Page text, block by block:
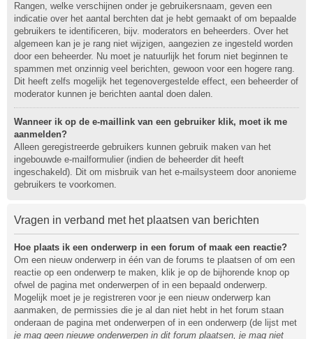
Rangen, welke verschijnen onder je gebruikersnaam, geven een
indicatie over het aantal berchten dat je hebt gemaakt of om bepaalde
gebruikers te identificeren, bijv. moderators en beheerders. Over het
algemeen kan je je rang niet wijzigen, aangezien ze ingesteld worden
door een beheerder. Nu moet je natuurlijk het forum niet beginnen te
spammen met onzinnig veel berichten, gewoon voor een hogere rang.
Dit heeft zelfs mogelijk het tegenovergestelde effect, een beheerder of
moderator kunnen je berichten aantal doen dalen.
Wanneer ik op de e-maillink van een gebruiker klik, moet ik me
aanmelden?
Alleen geregistreerde gebruikers kunnen gebruik maken van het
ingebouwde e-mailformulier (indien de beheerder dit heeft
ingeschakeld). Dit om misbruik van het e-mailsysteem door anonieme
gebruikers te voorkomen.
Vragen in verband met het plaatsen van berichten
Hoe plaats ik een onderwerp in een forum of maak een reactie?
Om een nieuw onderwerp in één van de forums te plaatsen of om een
reactie op een onderwerp te maken, klik je op de bijhorende knop op
ofwel de pagina met onderwerpen of in een bepaald onderwerp.
Mogelijk moet je je registreren voor je een nieuw onderwerp kan
aanmaken, de permissies die je al dan niet hebt in het forum staan
onderaan de pagina met onderwerpen of in een onderwerp (de lijst met
je mag geen nieuwe onderwerpen in dit forum plaatsen, je mag niet